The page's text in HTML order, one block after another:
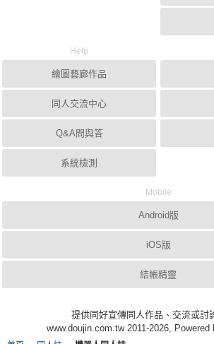
Help
繪圖藝廊作品
同人交流中心
Q&A問與答
系統檢測
Mobile
Android版
iOS版
結帳精靈
提供同好宣傳同人作品、交流或討
www.doujin.com.tw 2011-2026, Powered